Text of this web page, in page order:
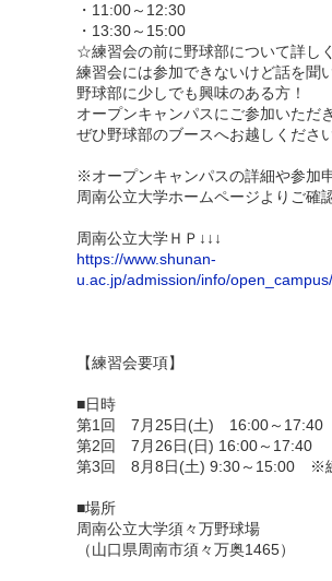
・11:00～12:30
・13:30～15:00
☆練習会の前に野球部について詳し
練習会には参加できないけど話を聞
野球部に少しでも興味のある方！
オープンキャンパスにご参加いただき
ぜひ野球部のブースへお越しくださ
※オープンキャンパスの詳細や参加
周南公立大学ホームページよりご確
周南公立大学ＨＰ↓↓↓
https://www.shunan-
u.ac.jp/admission/info/
【練習会要項】
■日時
第1回 7月25日(土) 16:00～17:40
第2回 7月26日(日) 16:00～17:40
第3回 8月8日(土) 9:30～15:00 ※
■場所
周南公立大学須々万野球場
（山口県周南市須々万奥1465）